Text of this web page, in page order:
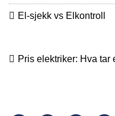
El-sjekk vs Elkontroll
Pris elektriker: Hva tar